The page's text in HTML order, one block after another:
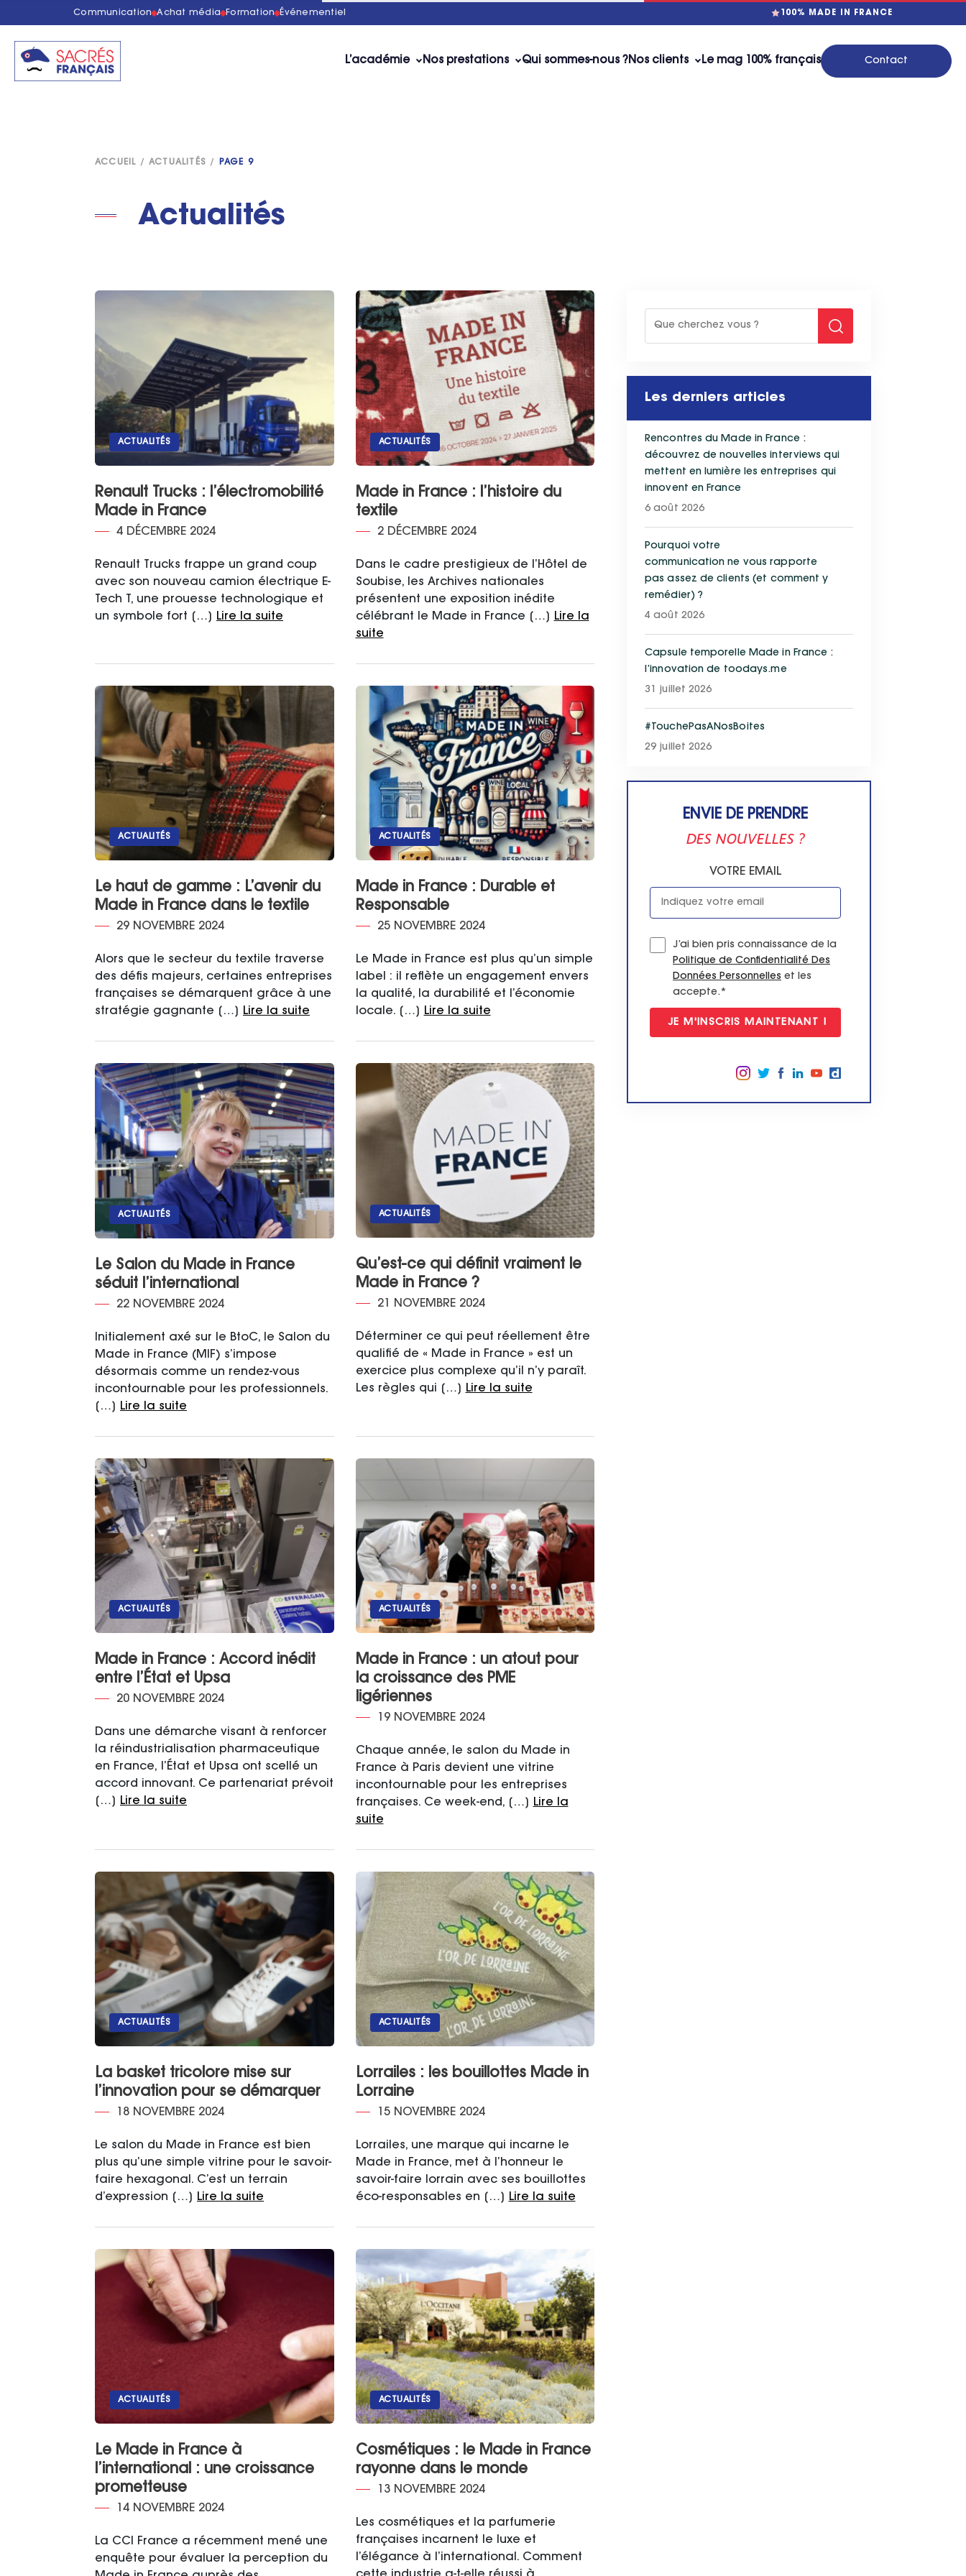
Communication Achat média Formation Événementiel 100% MADE IN FRANCE
L’académie Nos prestations Qui sommes-nous ?Nos clients Le mag 100% français Contact
ACCUEIL /ACTUALITÉS / PAGE 9
Actualités
ACTUALITÉS
Renault Trucks : l’électromobilité
Made in France
4 DÉCEMBRE 2024
Renault Trucks frappe un grand coup
avec son nouveau camion électrique E-
Tech T, une prouesse technologique et
un symbole fort […] Lire la suite
ACTUALITÉS
Made in France : l’histoire du
textile
2 DÉCEMBRE 2024
Dans le cadre prestigieux de l’Hôtel de
Soubise, les Archives nationales
présentent une exposition inédite
célébrant le Made in France […] Lire la
suite
ACTUALITÉS
Le haut de gamme : L’avenir du
Made in France dans le textile
29 NOVEMBRE 2024
Alors que le secteur du textile traverse
des défis majeurs, certaines entreprises
françaises se démarquent grâce à une
stratégie gagnante […] Lire la suite
ACTUALITÉS
Made in France : Durable et
Responsable
25 NOVEMBRE 2024
Le Made in France est plus qu’un simple
label : il reflète un engagement envers
la qualité, la durabilité et l’économie
locale. […] Lire la suite
ACTUALITÉS
Le Salon du Made in France
séduit l’international
22 NOVEMBRE 2024
Initialement axé sur le BtoC, le Salon du
Made in France (MIF) s’impose
désormais comme un rendez-vous
incontournable pour les professionnels.
[…] Lire la suite
ACTUALITÉS
Qu’est-ce qui définit vraiment le
Made in France ?
21 NOVEMBRE 2024
Déterminer ce qui peut réellement être
qualifié de « Made in France » est un
exercice plus complexe qu’il n’y paraît.
Les règles qui […] Lire la suite
ACTUALITÉS
Made in France : Accord inédit
entre l’État et Upsa
20 NOVEMBRE 2024
Dans une démarche visant à renforcer
la réindustrialisation pharmaceutique
en France, l’État et Upsa ont scellé un
accord innovant. Ce partenariat prévoit
[…] Lire la suite
ACTUALITÉS
Made in France : un atout pour
la croissance des PME
ligériennes
19 NOVEMBRE 2024
Chaque année, le salon du Made in
France à Paris devient une vitrine
incontournable pour les entreprises
françaises. Ce week-end, […] Lire la
suite
ACTUALITÉS
La basket tricolore mise sur
l’innovation pour se démarquer
18 NOVEMBRE 2024
Le salon du Made in France est bien
plus qu’une simple vitrine pour le savoir-
faire hexagonal. C’est un terrain
d’expression […] Lire la suite
ACTUALITÉS
Lorrailes : les bouillottes Made in
Lorraine
15 NOVEMBRE 2024
Lorrailes, une marque qui incarne le
Made in France, met à l’honneur le
savoir-faire lorrain avec ses bouillottes
éco-responsables en […] Lire la suite
ACTUALITÉS
Le Made in France à
l’international : une croissance
prometteuse
14 NOVEMBRE 2024
La CCI France a récemment mené une
enquête pour évaluer la perception du
ACTUALITÉS
Cosmétiques : le Made in France
rayonne dans le monde
13 NOVEMBRE 2024
Les cosmétiques et la parfumerie
françaises incarnent le luxe et
l’élégance à l’international. Comment
Les derniers articles
Rencontres du Made in France :
découvrez de nouvelles interviews qui
mettent en lumière les entreprises qui
innovent en France
6 août 2026
Pourquoi votre
communication ne vous rapporte
pas assez de clients (et comment y
remédier) ?
4 août 2026
Capsule temporelle Made in France :
l’innovation de toodays.me
31 juillet 2026
#TouchePasANosBoites
29 juillet 2026
ENVIE DE PRENDRE
DES NOUVELLES ?
VOTRE EMAIL
J’ai bien pris connaissance de la
Politique de Confidentialité Des
Données Personnelles et les
accepte.*